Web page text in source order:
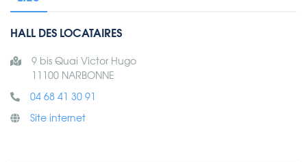
HALL DES LOCATAIRES
9 bis Quai Victor Hugo
11100 NARBONNE
04 68 41 30 91
Site internet